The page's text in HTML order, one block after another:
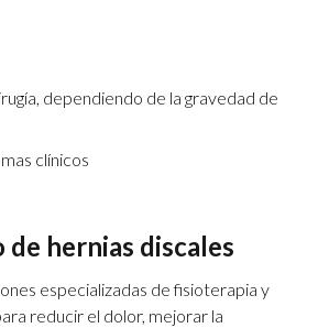
dependiendo de la gravedad de
clínicos
hernias discales
especializadas de fisioterapia y
reducir el dolor, mejorar la